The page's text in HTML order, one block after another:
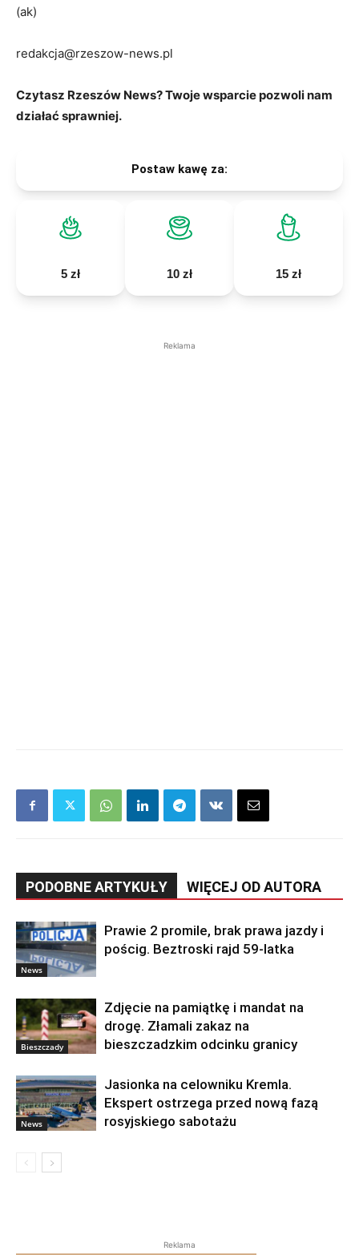
(ak)
redakcja@rzeszow-news.pl
Czytasz Rzeszów News? Twoje wsparcie pozwoli nam
działać sprawniej.
Postaw kawę za:
5 zł 10 zł 15 zł
Reklama
PODOBNE ARTYKUŁY WIĘCEJ OD AUTORA
News
Prawie 2 promile, brak prawa jazdy i
pościg. Beztroski rajd 59-latka
Bieszczady
Zdjęcie na pamiątkę i mandat na
drogę. Złamali zakaz na
bieszczadzkim odcinku granicy
News
Jasionka na celowniku Kremla.
Ekspert ostrzega przed nową fazą
rosyjskiego sabotażu
Reklama